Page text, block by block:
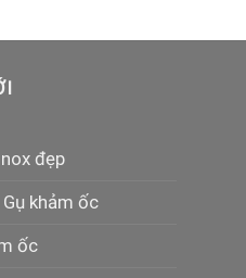
đẹp
khảm ốc
ốc